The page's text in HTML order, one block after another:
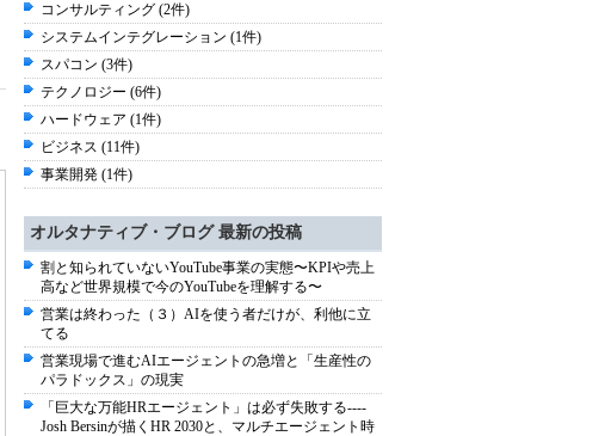
コンサルティング (2件)
システムインテグレーション (1件)
スパコン (3件)
テクノロジー (6件)
ハードウェア (1件)
ビジネス (11件)
事業開発 (1件)
オルタナティブ・ブログ 最新の投稿
割と知られていないYouTube事業の実態〜KPIや売上
高など世界規模で今のYouTubeを理解する〜
営業は終わった（３）AIを使う者だけが、利他に立
てる
営業現場で進むAIエージェントの急増と「生産性の
パラドックス」の現実
「巨大な万能HRエージェント」は必ず失敗する----
Josh Bersinが描くHR 2030と、マルチエージェント時